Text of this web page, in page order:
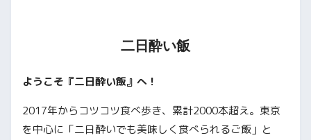
二日酔い飯
ようこそ『二日酔い飯』へ！
2017年からコツコツ食べ歩き、累計2000本超え。東京
を中心に「二日酔いでも美味しく食べられるご飯」と